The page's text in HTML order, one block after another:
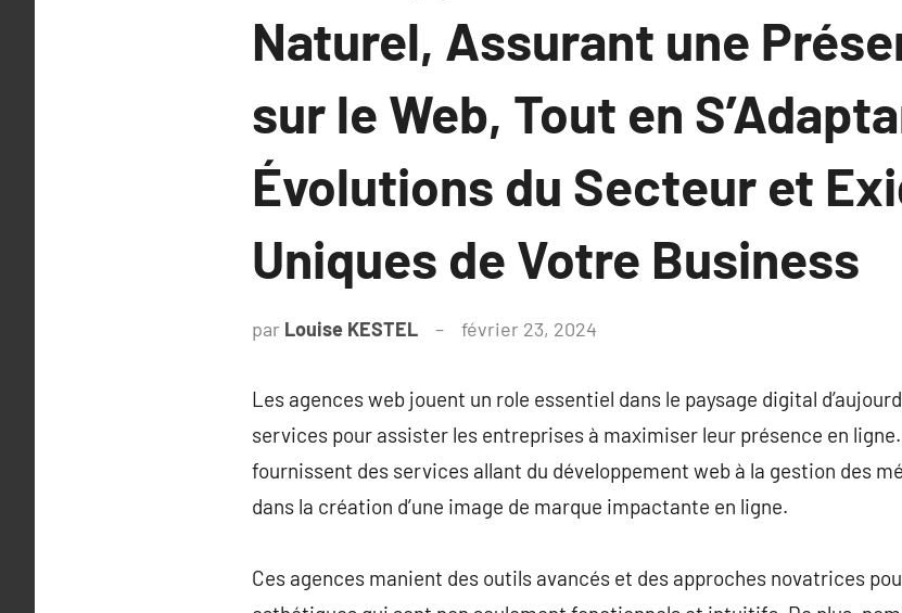
Naturel, Assurant une
sur le Web, Tout en
Évolutions du Secteur et
Uniques de Votre Business
par Louise KESTEL février 23, 2024
Les agences web jouent un role essentiel dans le paysage digital
services pour assister les entreprises à maximiser leur présence en
fournissent des services allant du développement web à la gestion des
dans la création d’une image de marque impactante en ligne.
Ces agences manient des outils avancés et des approches novatrices